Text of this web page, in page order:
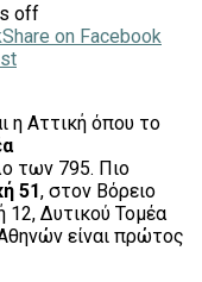
off
Share on Facebook
η Αττική όπου το
των 795. Πιο
51, στον Βόρειο
12, Δυτικού Τομέα
είναι πρώτος